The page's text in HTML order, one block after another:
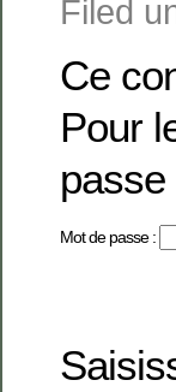
Filed
Ce
Pour
Mot de passe :